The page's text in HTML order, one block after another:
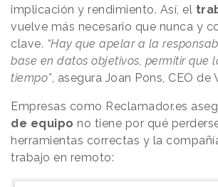
implicación y rendimiento. Así, el
vuelve más necesario que nunca y
clave. “Hay que apelar a la
base en datos objetivos, permitir que
tiempo”, asegura Joan Pons, CEO de
Empresas como Reclamador.es
de equipo no tiene por qué
herramientas correctas y la
trabajo en remoto: